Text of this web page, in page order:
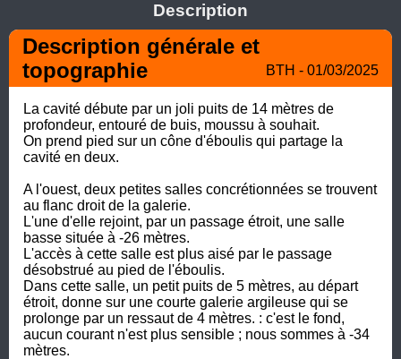
Description
Description générale et
topographie
BTH - 01/03/2025
La cavité débute par un joli puits de 14 mètres de
profondeur, entouré de buis, moussu à souhait.
On prend pied sur un cône d'éboulis qui partage la
cavité en deux.
A l'ouest, deux petites salles concrétionnées se trouvent
au flanc droit de la galerie.
L'une d'elle rejoint, par un passage étroit, une salle
basse située à -26 mètres.
L'accès à cette salle est plus aisé par le passage
désobstrué au pied de l'éboulis.
Dans cette salle, un petit puits de 5 mètres, au départ
étroit, donne sur une courte galerie argileuse qui se
prolonge par un ressaut de 4 mètres. : c'est le fond,
aucun courant n'est plus sensible ; nous sommes à -34
mètres.